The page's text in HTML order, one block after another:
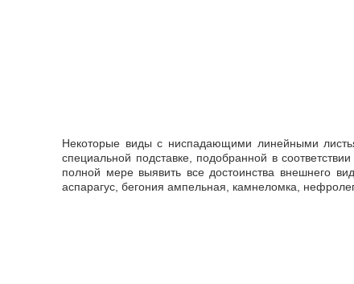
Некоторые виды с ниспадающими линейными
специальной подставке, подобранной в
полной мере выявить все достоинства внешнего
аспарагус, бегония ампельная, камнеломка,